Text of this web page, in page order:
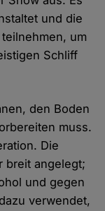
und die
um
Schliff
den Boden
muss.
Die
breit angelegt;
und gegen
verwendet,